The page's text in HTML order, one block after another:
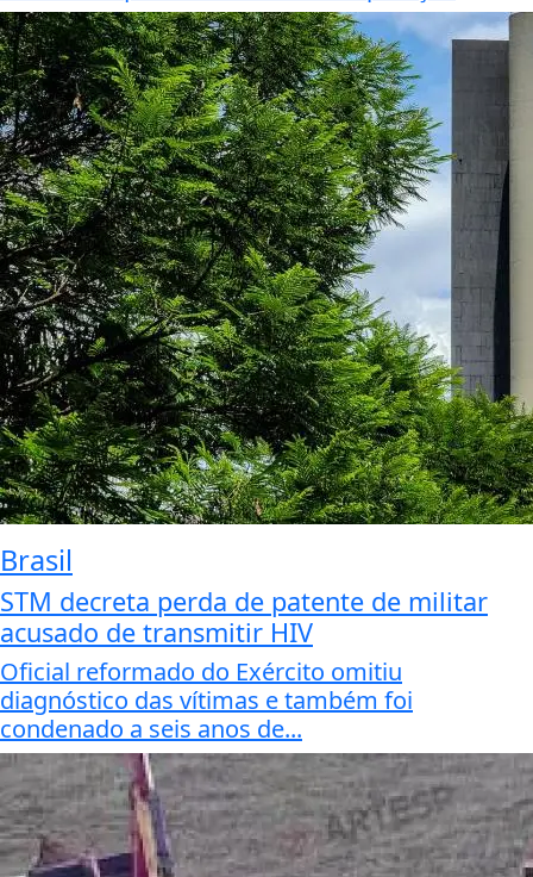
Brasil
STM decreta perda de patente de militar
acusado de transmitir HIV
Oficial reformado do Exército omitiu
diagnóstico das vítimas e também foi
condenado a seis anos de...